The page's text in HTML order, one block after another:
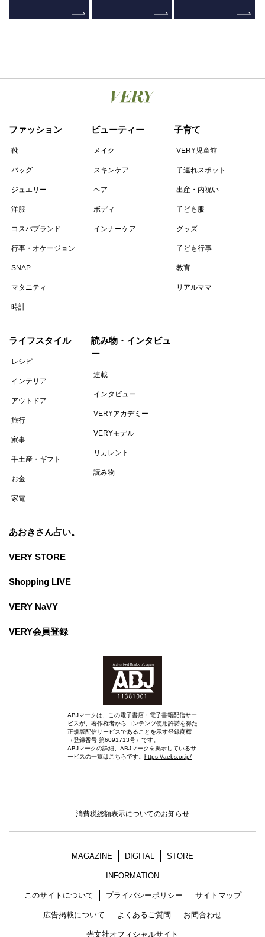
ファッション
靴
バッグ
ジュエリー
洋服
コスパブランド
行事・オケージョン
SNAP
マタニティ
時計
ビューティー
メイク
スキンケア
ヘア
ボディ
インナーケア
子育て
VERY児童館
子連れスポット
出産・内祝い
子ども服
グッズ
子ども行事
教育
リアルママ
ライフスタイル
レシピ
インテリア
アウトドア
旅行
家事
手土産・ギフト
お金
家電
読み物・インタビュ
ー
連載
インタビュー
VERYアカデミー
VERYモデル
リカレント
読み物
あおきさん占い。
VERY STORE
Shopping LIVE
VERY NaVY
VERY会員登録
ABJマークは、この電子書店・電子書籍配信サー
ビスが、著作権者からコンテンツ使用許諾を得た
正規版配信サービスであることを示す登録商標
（登録番号 第6091713号）です。
ABJマークの詳細、ABJマークを掲示しているサ
ービスの一覧はこちらです。 https://aebs.or.jp/
消費税総額表示についてのお知らせ
MAGAZINE DIGITAL STORE
INFORMATION
このサイトについて プライバシーポリシー サイトマップ
広告掲載について よくあるご質問 お問合わせ
光文社オフィシャルサイト